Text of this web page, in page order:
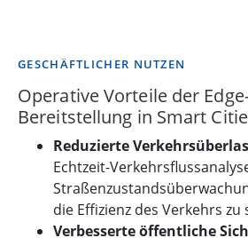
GESCHÄFTLICHER NUTZEN
Operative Vorteile der
Bereitstellung in Smart
Reduzierte
Echtzeit-
die Effizienz des Verkehrs zu
Verbesserte öffentliche